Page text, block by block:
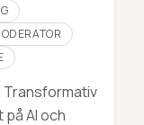
Transformativ
AI och